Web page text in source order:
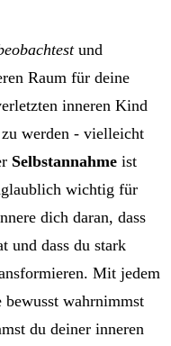
und
Raum für deine
inneren Kind
werden - vielleicht
Selbstannahme ist
wichtig für
dich daran, dass
und dass du stark
Mit jedem
wahrnimmst
du deiner inneren